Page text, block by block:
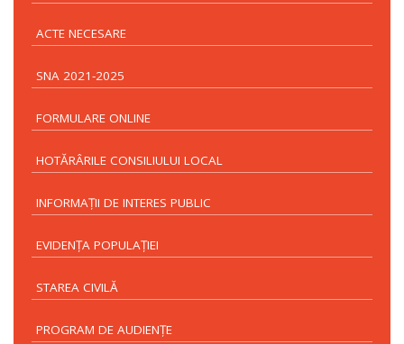
ACTE NECESARE
SNA 2021-2025
FORMULARE ONLINE
HOTĂRÂRILE CONSILIULUI LOCAL
INFORMAŢII DE INTERES PUBLIC
EVIDENŢA POPULAŢIEI
STAREA CIVILĂ
PROGRAM DE AUDIENŢE